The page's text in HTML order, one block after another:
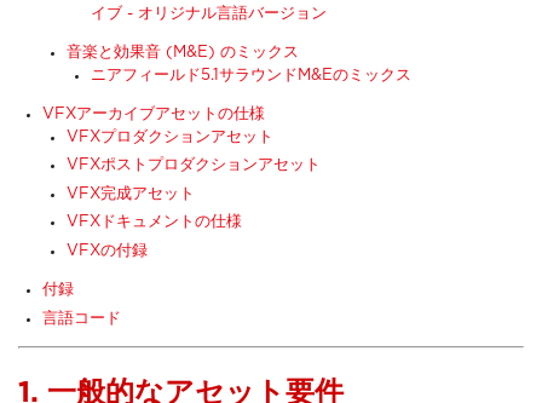
イブ - オリジナル言語バージョン
音楽と効果音 (M&E) のミックス
ニアフィールド5.1サラウンドM&Eのミックス
VFXアーカイブアセットの仕様
VFXプロダクションアセット
VFXポストプロダクションアセット
VFX完成アセット
VFXドキュメントの仕様
VFXの付録
付録
言語コード
1. 一般的なアセット要件